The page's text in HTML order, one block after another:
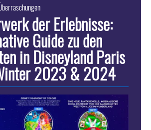
der Erlebnisse:
Guide zu den
in Disneyland Paris
2023 & 2024